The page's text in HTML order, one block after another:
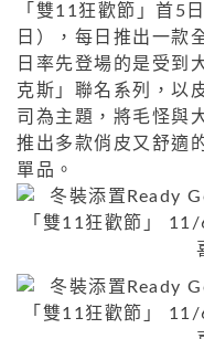
「雙11狂歡節」首5
日），每日推出一款
日率先登場的是受到
克斯」聯名系列，以
司為主題，將毛怪與
推出多款俏皮又舒適
單品。